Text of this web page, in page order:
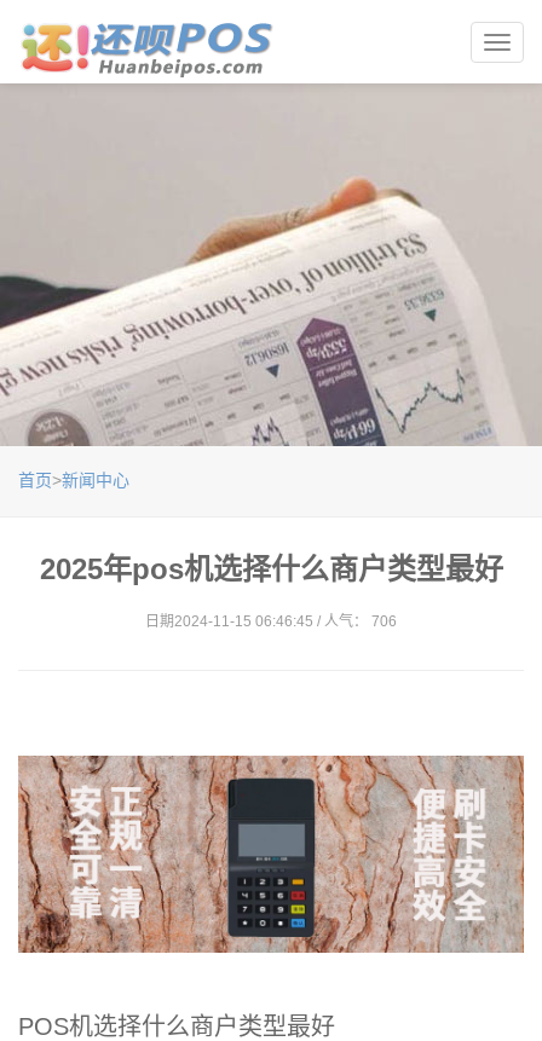
首页>新闻中心
2025年pos机选择什么商户类型最好
日期2024-11-15 06:46:45 / 人气： 706
POS机选择什么商户类型最好